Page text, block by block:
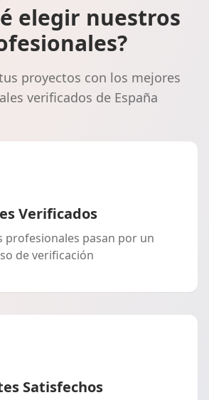
elegir nuestros
proyectos con los mejores
verificados de España
Verificados
profesionales pasan por un
de verificación
Satisfechos